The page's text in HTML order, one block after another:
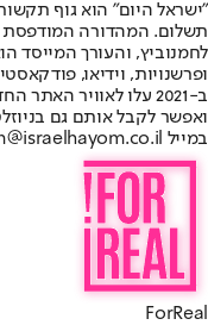
"ישראל היום" הוא גוף
ופרשנויות, וידיאו,
ב-2021 עלו לאוויר
ואפשר לקבל אותם גם
במייל hayom@israelhayom.co.il.
ForReal